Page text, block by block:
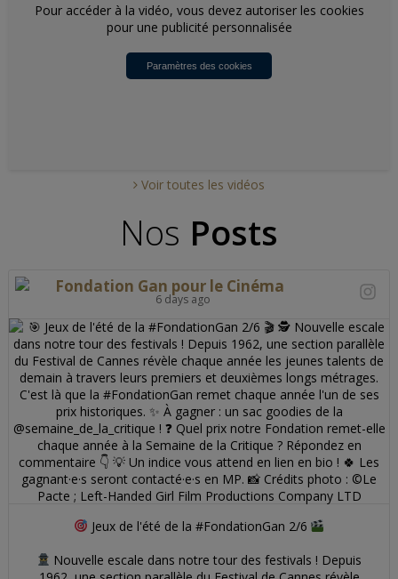
Pour accéder à la vidéo, vous devez autoriser les cookies
pour une publicité personnalisée
Paramètres des cookies
Voir toutes les vidéos
Nos Posts
Fondation Gan pour le Cinéma
6 days ago
Jeux de l'été de la #FondationGan 2/6
Nouvelle escale dans notre tour des festivals ! Depuis